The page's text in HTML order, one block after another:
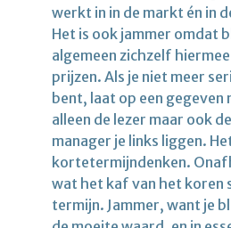
werkt in in de markt én in
Het is ook jammer omdat
algemeen zichzelf
prijzen. Als je niet meer
bent, laat op een gegeven
alleen de lezer maar ook
manager je links liggen.
kortetermijndenken.
wat het kaf van het koren
termijn. Jammer, want je